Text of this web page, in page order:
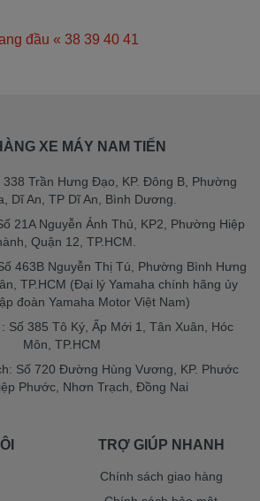
đầu « 38 39 40 41
XE MÁY NAM TIẾN
338 Trần Hưng Đạo, KP. Đông B, Phường
Dĩ An, TP Dĩ An, Bình Dương.
21A Nguyễn Ảnh Thủ, KP2, Phường Hiệp
Quận 12, TP.HCM.
463B Nguyễn Thị Tú, Phường Bình Hưng
TP.HCM (Đại lý Yamaha chính hãng ủy
đoàn Yamaha Motor Việt Nam)
Số 385 Tô Ký, Ấp Mới 1, Tân Xuân, Hóc
Môn, TP.HCM
Số 720 Đường Hùng Vương, KP. Phước
Phước, Nhơn Trạch, Đồng Nai
TRỢ GIÚP NHANH
Chính sách giao hàng